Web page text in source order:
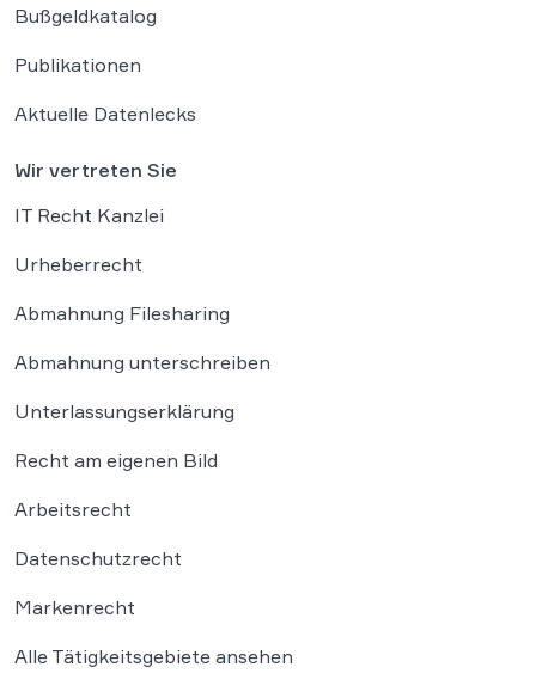
Bußgeldkatalog
Publikationen
Aktuelle Datenlecks
Wir vertreten Sie
IT Recht Kanzlei
Urheberrecht
Abmahnung Filesharing
Abmahnung unterschreiben
Unterlassungserklärung
Recht am eigenen Bild
Arbeitsrecht
Datenschutzrecht
Markenrecht
Alle Tätigkeitsgebiete ansehen